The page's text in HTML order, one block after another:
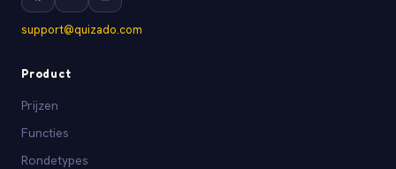
support@quizado.com
Product
Prijzen
Functies
Rondetypes